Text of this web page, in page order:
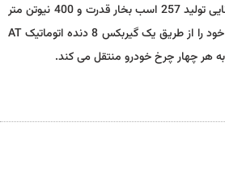
پرومکس است. این موتور توانایی تولید 257 اسب بخار قدرت و 400 نیوتن متر
گشتاور را دارد و قوای تولیدی خود را از طریق یک گیربکس 8 دنده اتوماتیک AT